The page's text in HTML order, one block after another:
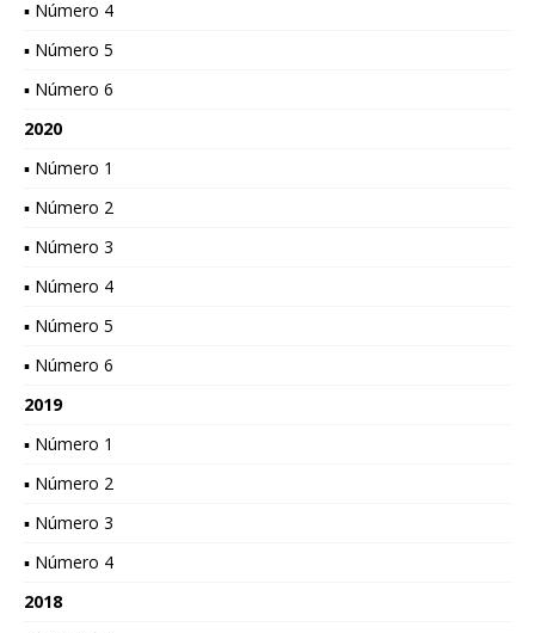
▪ Número 4
▪ Número 5
▪ Número 6
2020
▪ Número 1
▪ Número 2
▪ Número 3
▪ Número 4
▪ Número 5
▪ Número 6
2019
▪ Número 1
▪ Número 2
▪ Número 3
▪ Número 4
2018